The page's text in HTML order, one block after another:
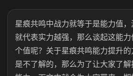
星痕共鸣中战力就等于是能力值
就代表实力越强，那么谈起这能
个值呢？关于星痕共鸣能力提升
是不了解的，那么为了让大家了